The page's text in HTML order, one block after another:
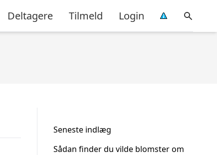
Deltagere Tilmeld Login
Seneste indlæg
Sådan finder du vilde blomster om